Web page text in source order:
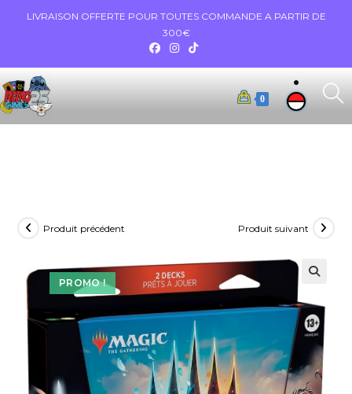
LIVRAISON OFFERTE POUR TOUTES COMMANDE A PARTIR DE
300€
0
PROMO !
Produit précédent Produit suivant